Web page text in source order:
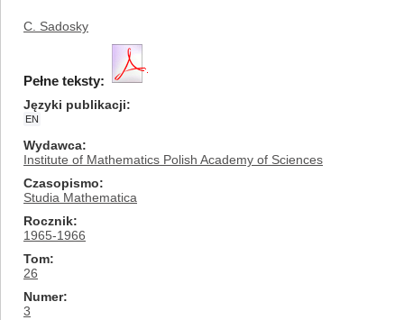
C. Sadosky
Pełne teksty:
Języki publikacji
EN
Wydawca
Institute of Mathematics Polish Academy of Sciences
Czasopismo
Studia Mathematica
Rocznik
1965-1966
Tom
26
Numer
3